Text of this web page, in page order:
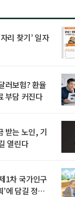
리 찾기’ 일자
러보험? 환율
부담 커진다
받는 노인, 기
열린다
1차 국가인구
에 담길 정책